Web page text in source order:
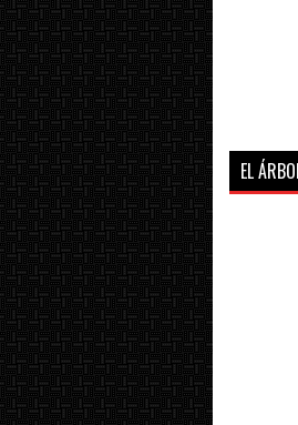
EL